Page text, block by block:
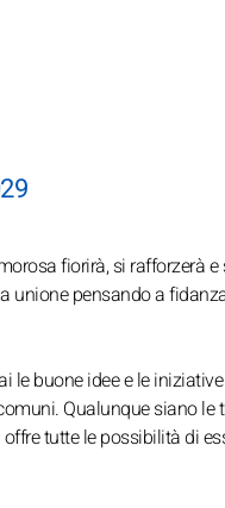
fiorirà, si rafforzerà
unione pensando a
buone idee e le
Qualunque siano
tutte le possibilità di